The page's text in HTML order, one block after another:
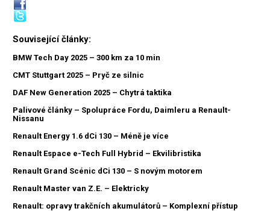
Související články:
BMW Tech Day 2025 – 300 km za 10 min
CMT Stuttgart 2025 – Pryč ze silnic
DAF New Generation 2025 – Chytrá taktika
Palivové články – Spolupráce Fordu, Daimleru a Renault-
Nissanu
Renault Energy 1.6 dCi 130 – Méně je více
Renault Espace e-Tech Full Hybrid – Ekvilibristika
Renault Grand Scénic dCi 130 – S novým motorem
Renault Master van Z.E. – Elektricky
Renault: opravy trakčních akumulátorů – Komplexní přístup